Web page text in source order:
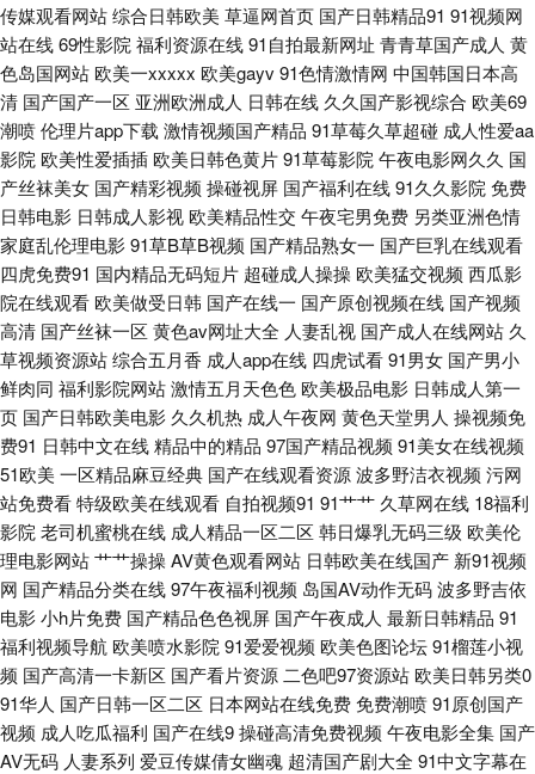
人在线视频 91原创视屏 视频免费夜 97资源共享 超碰人人妻人人爽 精品无码
a∨福利网 男女H网 丝瓜女同视频下载旧 国产做在线观看 蜜臀av勉费论理 啊
v视频在线观看 国产视频第3页 久久国产久久 欧美女自慰 91香蕉视频在线观
婷婷激情色色网址 色色主站 东方AV在线播放 黑丝美女自慰网站 韩国A片伦
理在线观看 九九re 伦理片网站 日韩另类综合 91岁成人网站 超碰刺激福利 国
产91啦 国产超碰肏肏 欧美操妣一区二区 人妻熟妇一区二区三区 影音先锋AV
色 91上逼 91亚洲不用下载 国产成人男男影院 探花精品第八页 91在线丝袜
wwwcom五月天 偷拍97资源站 91资源站在线观看 91网页在线观看 美女三
级在线播放AV 日韩高清a 亚州日韩欧美页 亚洲成人中文网 91啦在线视频 97
亚洲影院 超碰在线社区 福利网址在线 国产91精品福利导航 久久精品91 青青
草人与兽资源站 五月天婷婷全黄网站 91国内视频在线播放 91视频在线观看
网页 AVV黄 成人永久 豆花直播视频网站 狼人干亚洲色图 欧人妻色图 四虎成
人影视大全 91h人妻网站 91在线免费观看高清 福利色情导航 九一色人 久久
传媒观看网站综合日韩欧美草逼网首页 国产日韩精品91 91视频网
站在线69性影院 福利资源在线91自拍最新网址 青青草国产成人 黄
色岛国网站 欧美一xxxxx 欧美gayv91色情激情网 中国韩国日本高
清 国产国产一区 亚洲欧洲成人 日韩在线 久久国产影视综合 欧美69
潮喷伦理片app下载 激情视频国产精品 91草莓久草超碰 成人性爱aa
影院 欧美性爱插插 欧美日韩色黄片91草莓影院 午夜电影网久久 国
产丝袜美女 国产精彩视频 操碰视屏 国产福利在线91久久影院 免费
日韩电影 日韩成人影视 欧美精品性交 午夜宅男免费 另类亚洲色情
家庭乱伦理电影91草B草B视频 国产精品熟女一 国产巨乳在线观看
四虎免费91 国内精品无码短片 超碰成人操操 欧美猛交视频 西瓜影
院在线观看 欧美做受日韩 国产在线一 国产原创视频在线 国产视频
高清 国产丝袜一区 黄色av网址大全 人妻乱视 国产成人在线网站 久
草视频资源站综合五月香 成人app在线 四虎试看91男女 国产男小
鲜肉同 福利影院网站激情五月天色色 欧美极品电影 日韩成人第一
页 国产日韩欧美电影 久久机热 成人午夜网 黄色天堂男人 操视频免
费91 日韩中文在线精品中的精品 97国产精品视频 91美女在线视频
51欧美一区精品麻豆经典 国产在线观看资源波多野洁衣视频 污网
站免费看特级欧美在线观看 自拍视频91 91艹艹 久草网在线 18福利
影院 老司机蜜桃在线 成人精品一区二区 韩日爆乳无码三级 欧美伦
理电影网站艹艹操操AV黄色观看网站 日韩欧美在线国产 新91视频
网 国产精品分类在线97午夜福利视频 岛国AV动作无码波多野吉依
电影小h片免费 国产精品色色视屏 国产午夜成人 最新日韩精品 91
福利视频导航 欧美喷水影院 91爱爱视频 欧美色图论坛91榴莲小视
频 国产高清一卡新区 国产看片资源 二色吧97资源站 欧美日韩另类0
91华人 国产日韩一区二区 日本网站在线免费免费潮喷91原创国产
视频 成人吃瓜福利 国产在线9操碰高清免费视频 午夜电影全集 国产
AV无码 人妻系列 爱豆传媒倩女幽魂 超清国产剧大全 91中文字幕在